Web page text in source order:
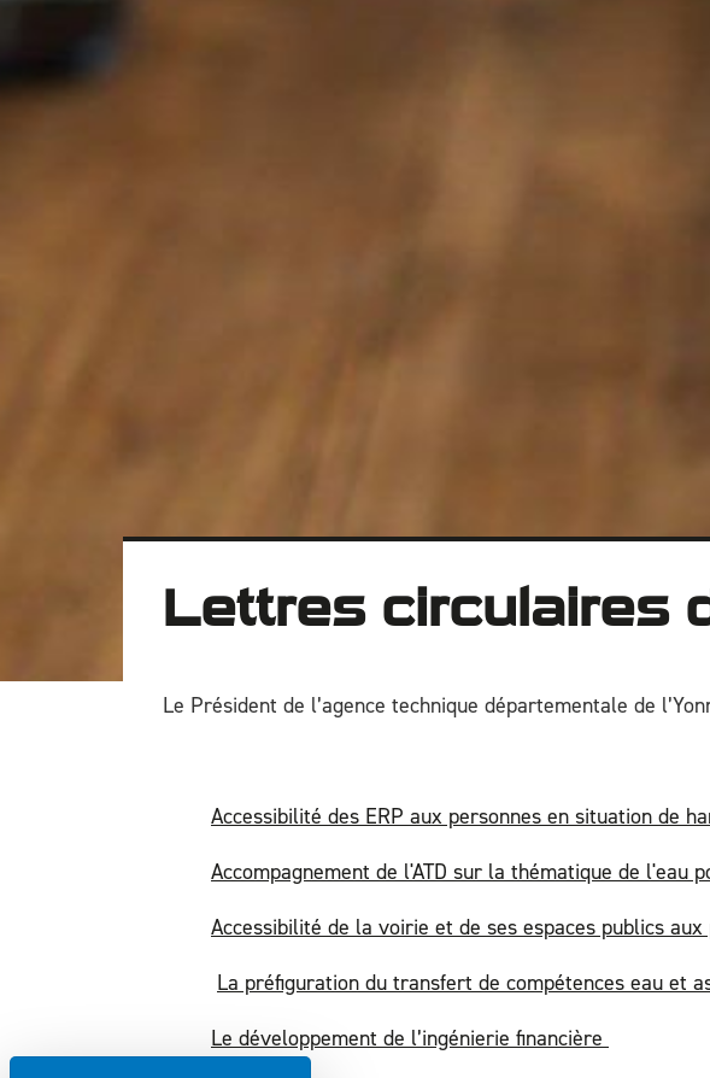
Lettres circulaires
Le Président de l’agence technique départementale de
Accessibilité des ERP aux personnes en situation de
Accompagnement de l'ATD sur la thématique de l'eau
Accessibilité de la voirie et de ses espaces publics
La préfiguration du transfert de compétences eau et
Le développement de l’ingénierie financière